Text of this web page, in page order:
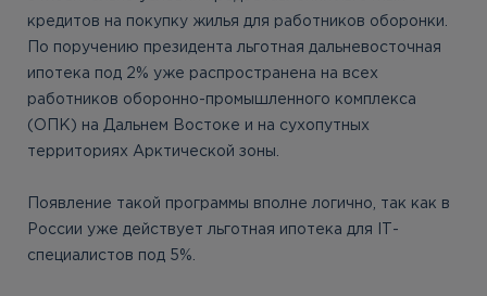
кредитов на покупку жилья для работников оборонки.
По поручению президента льготная дальневосточная
ипотека под 2% уже распространена на всех
работников оборонно-промышленного комплекса
(ОПК) на Дальнем Востоке и на сухопутных
территориях Арктической зоны.
Появление такой программы вполне логично, так как в
России уже действует льготная ипотека для IТ-
специалистов под 5%.